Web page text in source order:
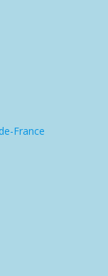
France